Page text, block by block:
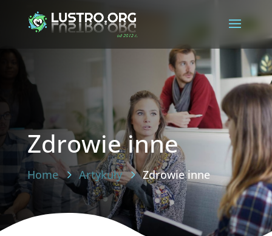
Zdrowie inne
Home Artykuły Zdrowie inne